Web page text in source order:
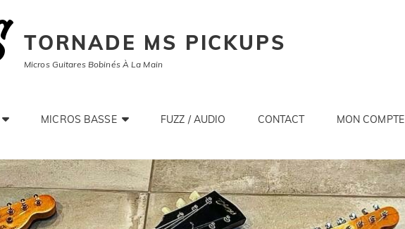
TORNADE MS PICKUPS
Micros Guitares Bobinés À La Main
MICROS BASSE FUZZ / AUDIO CONTACT MON COMPTE